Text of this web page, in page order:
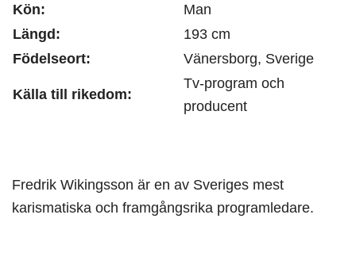
Kön:
Man
Längd:
193 cm
Födelseort:
Vänersborg, Sverige
Källa till rikedom:
Tv-program och
producent
Fredrik Wikingsson är en av Sveriges mest
karismatiska och framgångsrika programledare.